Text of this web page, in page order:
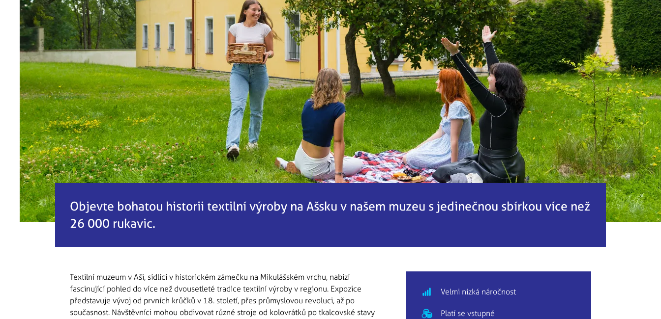
Objevte bohatou historii textilní výroby na Ašsku v našem muzeu s jedinečnou sbírkou více než
26 000 rukavic.
Textilní muzeum v Aši, sídlící v historickém zámečku na Mikulášském vrchu, nabízí
fascinující pohled do více než dvousetleté tradice textilní výroby v regionu. Expozice
představuje vývoj od prvních krůčků v 18. století, přes průmyslovou revoluci, až po
současnost. Návštěvníci mohou obdivovat různé stroje od kolovrátků po tkalcovské stavy
Velmi nízká náročnost
Platí se vstupné